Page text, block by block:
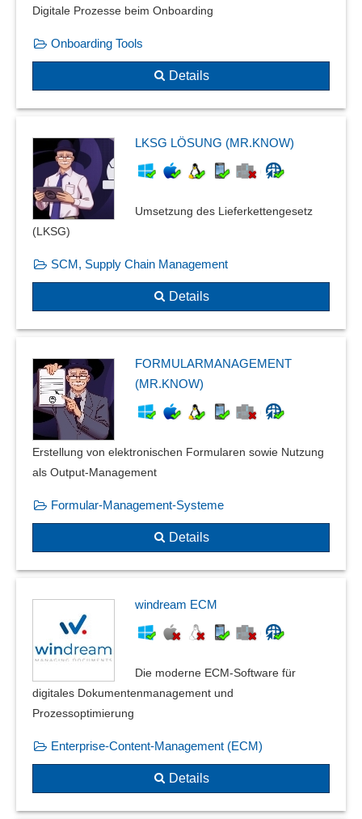
Digitale Prozesse beim Onboarding
Onboarding Tools
Details
LKSG LÖSUNG (MR.KNOW)
Umsetzung des Lieferkettengesetz
(LKSG)
SCM, Supply Chain Management
Details
FORMULARMANAGEMENT
(MR.KNOW)
Erstellung von elektronischen Formularen sowie Nutzung
als Output-Management
Formular-Management-Systeme
Details
windream ECM
Die moderne ECM-Software für
digitales Dokumentenmanagement und
Prozessoptimierung
Enterprise-Content-Management (ECM)
Details